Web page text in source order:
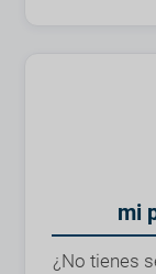
mi
¿No tienes